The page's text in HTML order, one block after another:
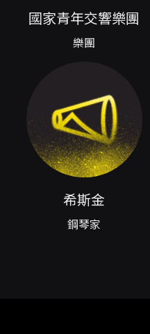
培育了臺灣新生代傑
舉行首演，初試啼聲
璜》；並攜手國際知
菲夫：第三號C大調
會的最後獻上普羅柯
第一號及第二號組曲
地點遍及臺北、苗栗
家們前進日本，讓世
潛力，名家名曲名技
國家青年交響樂團
樂團
希斯金
鋼琴家